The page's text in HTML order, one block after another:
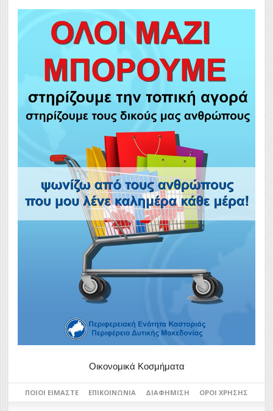
Οικονομικά Κοσμήματα
ΠΟΙΟΙ ΕΊΜΑΣΤΕ ΕΠΙΚΟΙΝΩΝΊΑ ΔΙΑΦΉΜΙΣΗ ΌΡΟΙ ΧΡΉΣΗΣ